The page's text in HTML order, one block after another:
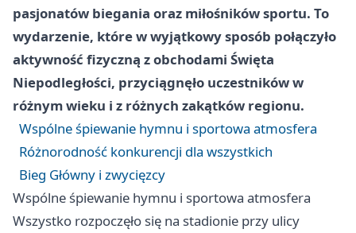
pasjonatów biegania oraz miłośników sportu. To
wydarzenie, które w wyjątkowy sposób połączyło
aktywność fizyczną z obchodami Święta
Niepodległości, przyciągnęło uczestników w
różnym wieku i z różnych zakątków regionu.
Wspólne śpiewanie hymnu i sportowa atmosfera
Różnorodność konkurencji dla wszystkich
Bieg Główny i zwycięzcy
Wspólne śpiewanie hymnu i sportowa atmosfera
Wszystko rozpoczęło się na stadionie przy ulicy